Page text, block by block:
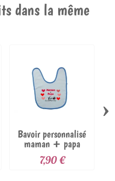
dans la même
Bavoir personnalisé
maman + papa
7,90 €
›